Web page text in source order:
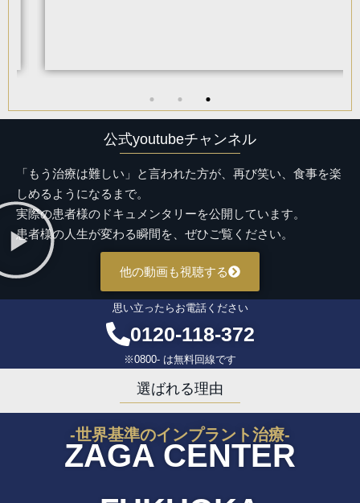
公式youtubeチャンネル
「もう治療は難しい」と言われた方が、再び笑い、食事を楽
しめるようになるまで。
実際の患者様のドキュメンタリーを公開しています。
患者様の人生が変わる瞬間を、ぜひご覧ください。
他の動画も視聴する
思い立ったらお電話ください
0120-118-372
※0800- は無料回線です
選ばれる理由
-世界基準のインプラント治療-
ZAGA CENTER